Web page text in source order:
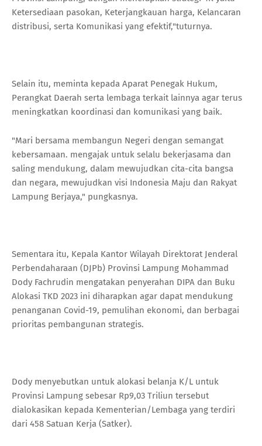
Ketersediaan pasokan, Keterjangkauan harga, Kelancaran
distribusi, serta Komunikasi yang efektif,"tuturnya.
Selain itu, meminta kepada Aparat Penegak Hukum,
Perangkat Daerah serta lembaga terkait lainnya agar terus
meningkatkan koordinasi dan komunikasi yang baik.
"Mari bersama membangun Negeri dengan semangat
kebersamaan. mengajak untuk selalu bekerjasama dan
saling mendukung, dalam mewujudkan cita-cita bangsa
dan negara, mewujudkan visi Indonesia Maju dan Rakyat
Lampung Berjaya," pungkasnya.
Sementara itu, Kepala Kantor Wilayah Direktorat Jenderal
Perbendaharaan (DJPb) Provinsi Lampung Mohammad
Dody Fachrudin mengatakan penyerahan DIPA dan Buku
Alokasi TKD 2023 ini diharapkan agar dapat mendukung
penanganan Covid-19, pemulihan ekonomi, dan berbagai
prioritas pembangunan strategis.
Dody menyebutkan untuk alokasi belanja K/L untuk
Provinsi Lampung sebesar Rp9,03 Triliun tersebut
dialokasikan kepada Kementerian/Lembaga yang terdiri
dari 458 Satuan Kerja (Satker).